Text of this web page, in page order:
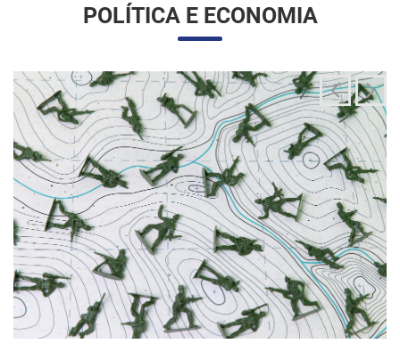
A integração das forças armadas na repressão
imigratória
24/06/2025 11:33 |Editores
O governo Trump vem articulando uma inédita e ampla
mobilização da Guarda Nacional para atuar diretamente em
operações de fiscalização migratória no interior dos Estados